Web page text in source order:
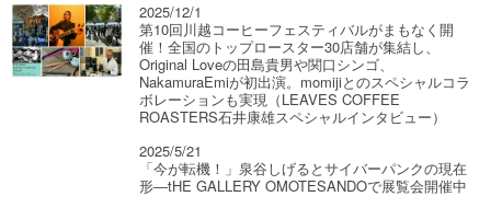
2025/12/1
第10回川越コーヒーフェスティバルがまもなく開
催！全国のトップロースター30店舗が集結し、
Original Loveの田島貴男や関口シンゴ、
NakamuraEmiが初出演。momijiとのスペシャルコラ
ボレーションも実現（LEAVES COFFEE
ROASTERS石井康雄スペシャルインタビュー）
2025/5/21
「今が転機！」泉谷しげるとサイバーパンクの現在
形―tHE GALLERY OMOTESANDOで展覧会開催中